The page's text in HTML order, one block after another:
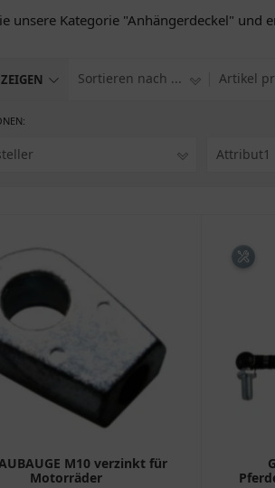
unsere Kategorie "Anhängerdeckel"
Sortieren nach ... Artikel
Attribut1
M10 verzinkt für
Motorräder